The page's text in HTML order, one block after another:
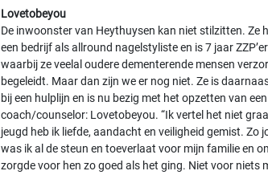
Lovetobeyou
De inwoonster van Heythuysen kan niet stilzitten. Ze
een bedrijf als allround nagelstyliste en is 7 jaar
waarbij ze veelal oudere dementerende mensen
begeleidt. Maar dan zijn we er nog niet. Ze is
bij een hulplijn en is nu bezig met het opzetten van
coach/counselor: Lovetobeyou. “Ik vertel het niet
jeugd heb ik liefde, aandacht en veiligheid gemist. Zo
was ik al de steun en toeverlaat voor mijn familie en
zorgde voor hen zo goed als het ging. Niet voor niets